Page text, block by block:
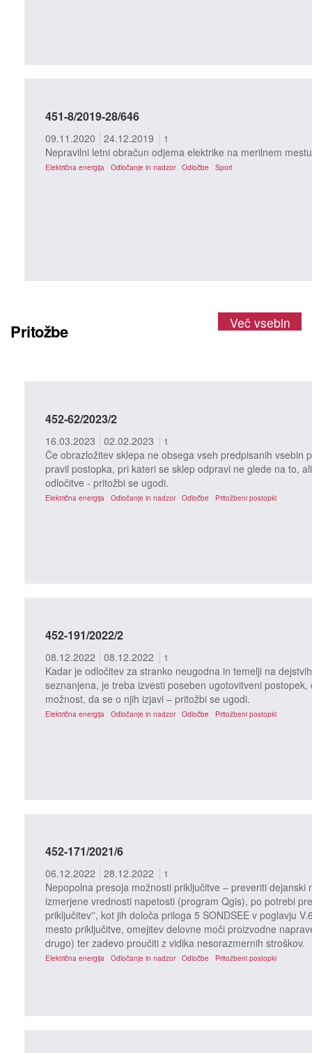
451-8/2019-28/646
09.11.2020 24.12.2019 1
Nepravilni letni obračun odjema elektrike na merilnem
Električna energija Odločanje in nadzor Odločbe Spori
Več vsebin
Pritožbe
452-62/2023/2
16.03.2023 02.02.2023 1
Če obrazložitev sklepa ne obsega vseh predpisanih vsebin
pravil postopka, pri kateri se sklep odpravi ne glede na to,
odločitve - pritožbi se ugodi.
Električna energija Odločanje in nadzor Odločbe Pritožbeni postopki
452-191/2022/2
08.12.2022 08.12.2022 1
Kadar je odločitev za stranko neugodna in temelji na
seznanjena, je treba izvesti poseben ugotovitveni
možnost, da se o njih izjavi – pritožbi se ugodi.
Električna energija Odločanje in nadzor Odločbe Pritožbeni postopki
452-171/2021/6
06.12.2022 28.12.2022 1
Nepopolna presoja možnosti priključitve – preveriti
izmerjene vrednosti napetosti (program Qgis), po potrebi
priključitev'', kot jih določa priloga 5 SONDSEE v poglavju
mesto priključitve, omejitev delovne moči proizvodne
drugo) ter zadevo proučiti z vidika nesorazmernih stroškov.
Električna energija Odločanje in nadzor Odločbe Pritožbeni postopki